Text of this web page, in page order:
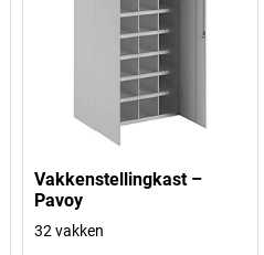
Vakkenstellingkast –
Pavoy
32 vakken